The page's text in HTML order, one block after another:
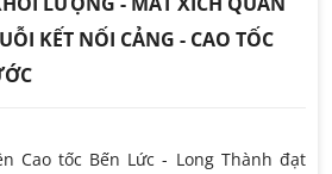
KẾT NỐI CẢNG - CAO TỐC
Cao tốc Bến Lức - Long Thành đạt